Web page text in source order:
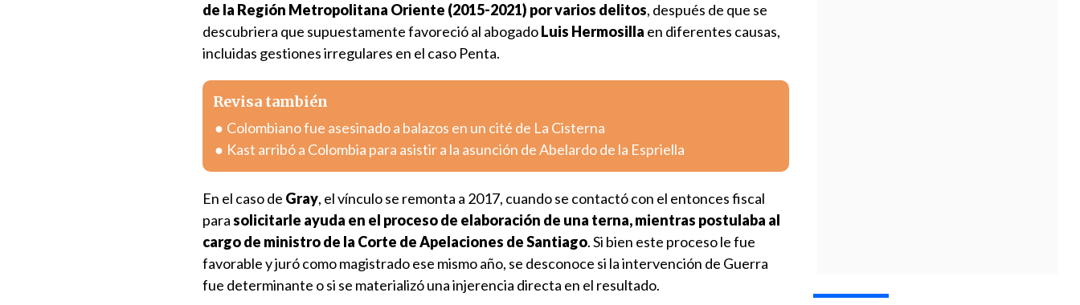
de la Región Metropolitana Oriente (2015-2021) por varios delitos, después de que se
descubriera que supuestamente favoreció al abogadoLuis Hermosilla en diferentes causas,
incluidas gestiones irregulares en el caso Penta.
Revisa también
Colombiano fue asesinado a balazos en un cité de La Cisterna
Kast arribó a Colombia para asistir a la asunción de Abelardo de la Espriella
En el caso de Gray, el vínculo se remonta a 2017, cuando se contactó con el entonces fiscal
parasolicitarle ayuda en el proceso de elaboración de una terna, mientras postulaba al
cargo de ministro de la Corte de Apelaciones de Santiago. Si bien este proceso le fue
favorable y juró como magistrado ese mismo año, se desconoce si la intervención de Guerra
fue determinante o si se materializó una injerencia directa en el resultado.